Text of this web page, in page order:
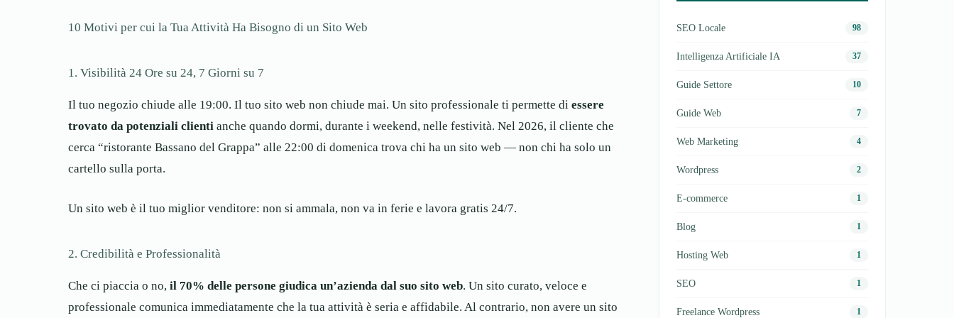
10 Motivi per cui la Tua Attività Ha Bisogno di un Sito Web
1. Visibilità 24 Ore su 24, 7 Giorni su 7
Il tuo negozio chiude alle 19:00. Il tuo sito web non chiude mai. Un sito professionale ti permette di essere
trovato da potenziali clienti anche quando dormi, durante i weekend, nelle festività. Nel 2026, il cliente che
cerca “ristorante Bassano del Grappa” alle 22:00 di domenica trova chi ha un sito web — non chi ha solo un
cartello sulla porta.
Un sito web è il tuo miglior venditore: non si ammala, non va in ferie e lavora gratis 24/7.
2. Credibilità e Professionalità
Che ci piaccia o no, il 70% delle persone giudica un’azienda dal suo sito web. Un sito curato, veloce e
professionale comunica immediatamente che la tua attività è seria e affidabile. Al contrario, non avere un sito
SEO Locale 98
Intelligenza Artificiale IA 37
Guide Settore 10
Guide Web 7
Web Marketing 4
Wordpress 2
E-commerce 1
Blog 1
Hosting Web 1
SEO 1
Freelance Wordpress 1